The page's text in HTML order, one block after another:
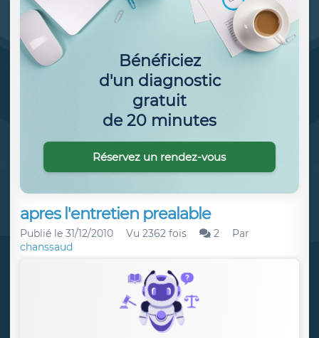
apres l'entretien prealable
Publié le 31/12/2010 Vu 2362 fois 2
Par
chanssaud
Bénéficiez
d'un diagnostic
gratuit
de 20 minutes
Réservez un rendez-vous